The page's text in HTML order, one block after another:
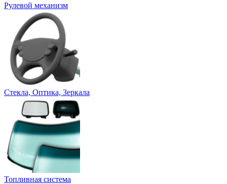
Рулевой механизм
Стекла, Оптика, Зеркала
Топливная система